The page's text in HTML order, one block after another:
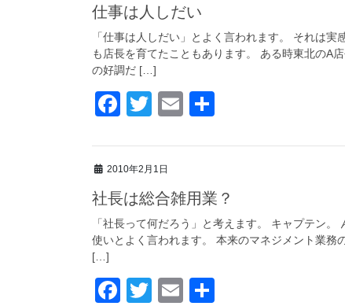
b
o
o
k
仕事は人しだい
「仕事は人しだい」とよく言われます。 それは
も店長を育てたこともあります。 ある時東北のA
の好調だ […]
F
c
e
b
o
o
k
T
tt
er
E
ail
2010年2月1日
社長は総合雑用業？
「社長って何だろう」と考えます。 キャプテン
使いとよく言われます。 本来のマネジメント業務
[…]
F
T
E